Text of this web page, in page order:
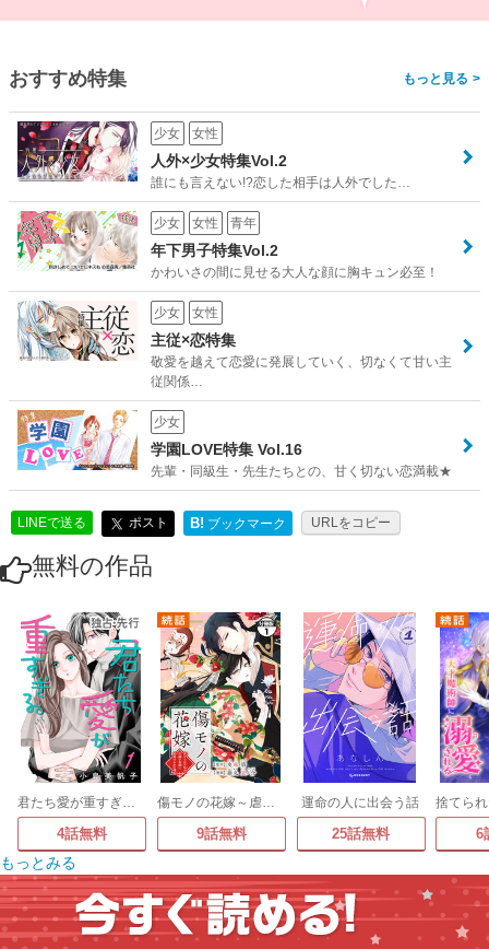
おすすめ特集 >
少女 女性
人外×少女特集Vol.2
誰にも言えない!?恋した相手は人外でした…
少女 女性 青年
年下男子特集Vol.2
かわいさの間に見せる大人な顔に胸キュン必至！
少女 女性
主従×恋特集
敬愛を越えて恋愛に発展していく、切なくて甘い主
従関係…
少女
学園LOVE特集 Vol.16
先輩・同級生・先生たちとの、甘く切ない恋満載★
LINEで送る ポスト B! ブックマーク URLをコピー
無料の作品
4話無料
傷モノの花嫁～虐げられた私が、皇國の鬼神に見初められた理由～ 分冊版
9話無料
運命の人に出会う話
25話無料 6
もっとみる